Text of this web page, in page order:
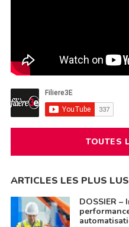
TOUTES
ARTICLES LES PLUS LUS
DOSSIER